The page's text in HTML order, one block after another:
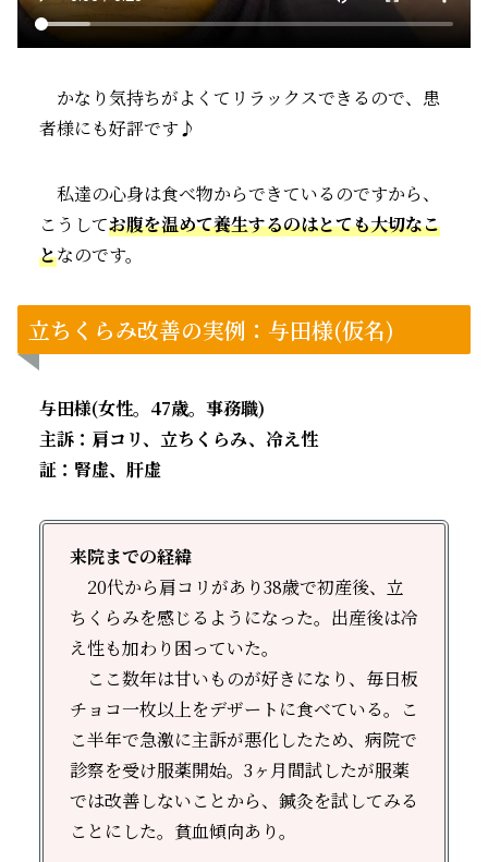
かなり気持ちがよくてリラックスできるので、患
者様にも好評です♪
私達の心身は食べ物からできているのですから、
こうしてお腹を温めて養生するのはとても大切なこ
となのです。
立ちくらみ改善の実例：与田様(仮名)
与田様(女性。47歳。事務職)
主訴：肩コリ、立ちくらみ、冷え性
証：腎虚、肝虚
来院までの経緯
20代から肩コリがあり38歳で初産後、立
ちくらみを感じるようになった。出産後は冷
え性も加わり困っていた。
ここ数年は甘いものが好きになり、毎日板
チョコ一枚以上をデザートに食べている。こ
こ半年で急激に主訴が悪化したため、病院で
診察を受け服薬開始。3ヶ月間試したが服薬
では改善しないことから、鍼灸を試してみる
ことにした。貧血傾向あり。